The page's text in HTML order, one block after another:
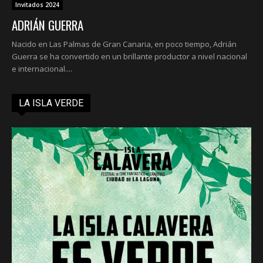
Invitados 2024
ADRIÁN GUERRA
Nacido en Las Palmas de Gran Canaria, en poco tiempo, Adrián
Guerra se ha convertido en un brillante productor a nivel nacional
e internacional....
LA ISLA VERDE